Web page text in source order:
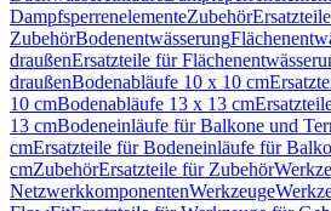
DampfsperrenelementeZubehör
ZubehörBodenentwässerung
draußenErsatzteile für
draußenBodenabläufe 10 x 10 cm
10 cmBodenabläufe 13 x 13 cm
13 cmBodeneinläufe für Balkone und
cmErsatzteile für Bodeneinläufe für
cmZubehörErsatzteile für Zubehör
NetzwerkkomponentenWerkzeuge